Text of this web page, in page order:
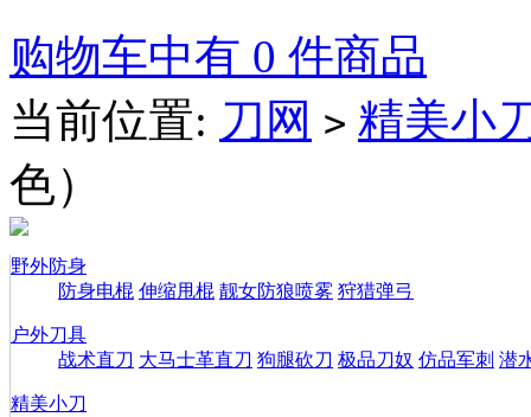
购物车中有 0 件商品
当前位置: 刀网 > 精美小
色）
野外防身
防身电棍 伸缩甩棍 靓女防狼喷雾 狩猎弹弓
户外刀具
战术直刀 大马士革直刀 狗腿砍刀 极品刀奴 仿品军刺 潜
精美小刀